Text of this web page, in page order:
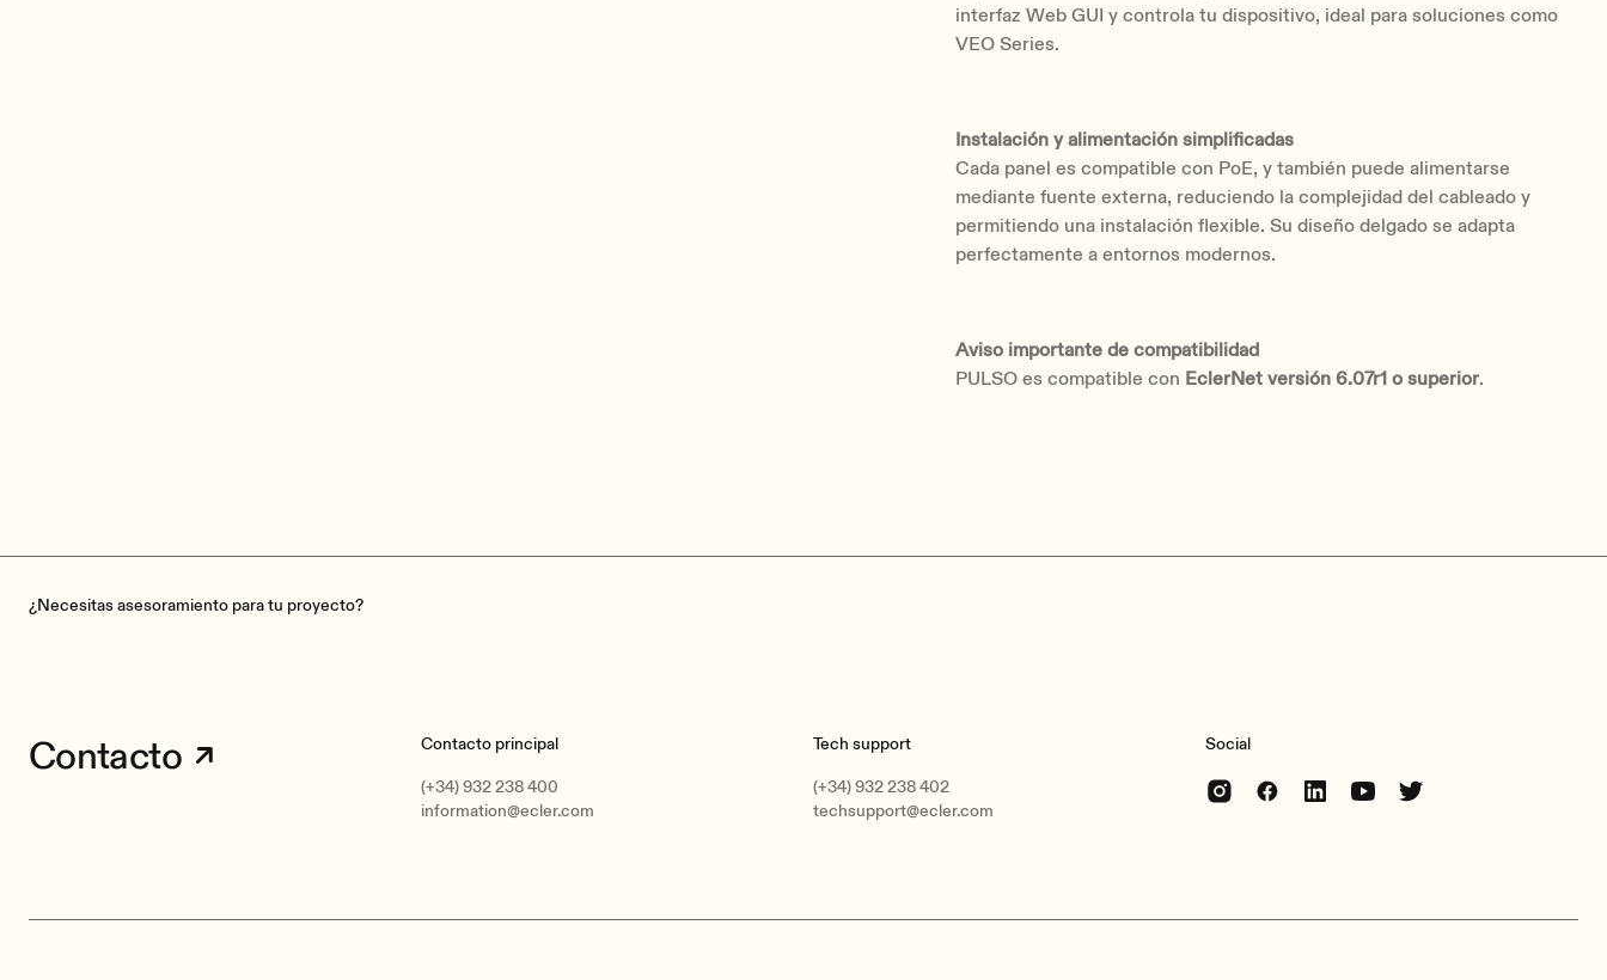
interfaz Web GUI y controla tu dispositivo, ideal para soluciones como
VEO Series.
Instalación y alimentación simplificadas
Cada panel es compatible con PoE, y también puede alimentarse
mediante fuente externa, reduciendo la complejidad del cableado y
permitiendo una instalación flexible. Su diseño delgado se adapta
perfectamente a entornos modernos.
Aviso importante de compatibilidad
PULSO es compatible con EclerNet versión 6.07r1 o superior.
¿Necesitas asesoramiento para tu proyecto?
Contacto Contacto principal
(+34) 932 238 400
information@ecler.com
Tech support
(+34) 932 238 402
techsupport@ecler.com
Social